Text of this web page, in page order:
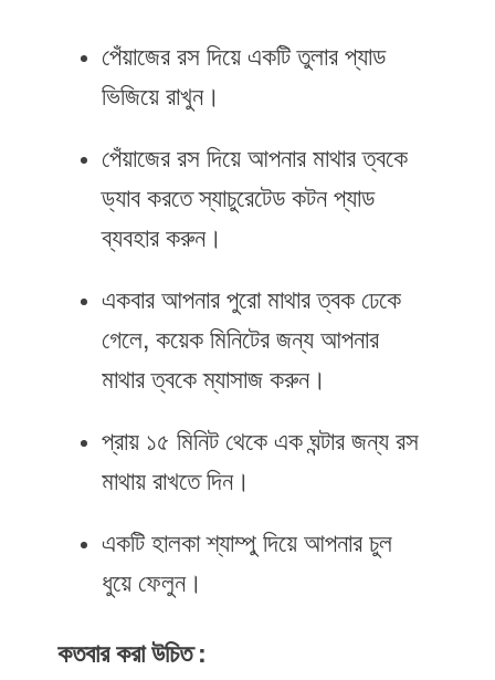
পেঁয়াজের রস দিয়ে একটি তুলার প্যাড
ভিজিয়ে রাখুন।
পেঁয়াজের রস দিয়ে আপনার মাথার ত্বকে
ড্যাব করতে স্যাচুরেটেড কটন প্যাড
ব্যবহার করুন।
একবার আপনার পুরো মাথার ত্বক ঢেকে
গেলে, কয়েক মিনিটের জন্য আপনার
মাথার ত্বকে ম্যাসাজ করুন।
প্রায় ১৫ মিনিট থেকে এক ঘন্টার জন্য রস
মাথায় রাখতে দিন।
একটি হালকা শ্যাম্পু দিয়ে আপনার চুল
ধুয়ে ফেলুন।
কতবার করা উচিত :